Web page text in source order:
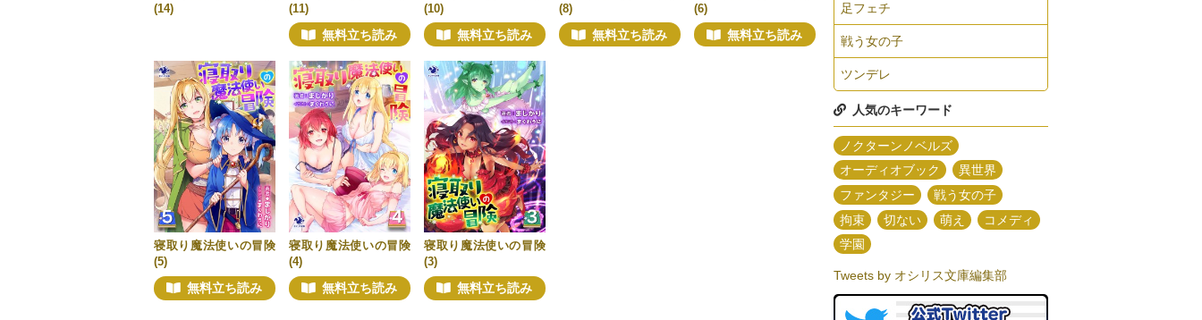
(14)
(11)
無料立ち読み
(10)
無料立ち読み
(8)
無料立ち読み
(6)
無料立ち読み
寝取り魔法使いの冒険
(5)
無料立ち読み
寝取り魔法使いの冒険
(4)
無料立ち読み
寝取り魔法使いの冒険
(3)
無料立ち読み
足フェチ
戦う女の子
ツンデレ
人気のキーワード
ノクターンノベルズ
オーディオブック
異世界
ファンタジー
戦う女の子
拘束
切ない 萌え
コメディ
学園
Tweets by オシリス文庫編集部